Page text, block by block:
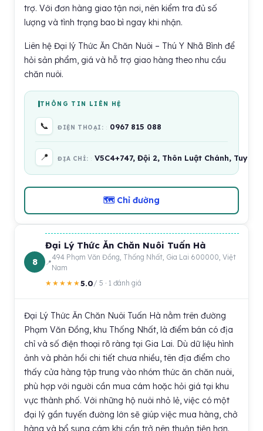
trợ. Với đơn hàng giao tận nơi, nên kiểm tra đủ số
lượng và tình trạng bao bì ngay khi nhận.
Liên hệ Đại lý Thức Ăn Chăn Nuôi – Thú Y Nhã Bình để
hỏi sản phẩm, giá và hỗ trợ giao hàng theo nhu cầu
chăn nuôi.
THÔNG TIN LIÊN HỆ
📞 ĐIỆN THOẠI: 0967 815 088
📍 ĐỊA CHỈ: V5C4+747, Đội 2, Thôn Luật Chánh, Tuy
🗺 Chỉ đường
8
Đại Lý Thức Ăn Chăn Nuôi Tuấn Hà
494 Phạm Văn Đồng, Thống Nhất, Gia Lai 600000, Việt
Nam
★★★★★5.0/ 5 · 1 đánh giá
Đại Lý Thức Ăn Chăn Nuôi Tuấn Hà nằm trên đường
Phạm Văn Đồng, khu Thống Nhất, là điểm bán có địa
chỉ và số điện thoại rõ ràng tại Gia Lai. Dù dữ liệu hình
ảnh và phản hồi chi tiết chưa nhiều, tên địa điểm cho
thấy cửa hàng tập trung vào nhóm thức ăn chăn nuôi,
phù hợp với người cần mua cám hoặc hỏi giá tại khu
vực thành phố. Với những hộ nuôi nhỏ lẻ, việc có một
đại lý gần tuyến đường lớn sẽ giúp việc mua hàng, chở
hàng và bổ sung cám khi cần trở nên thuận tiện hơn.